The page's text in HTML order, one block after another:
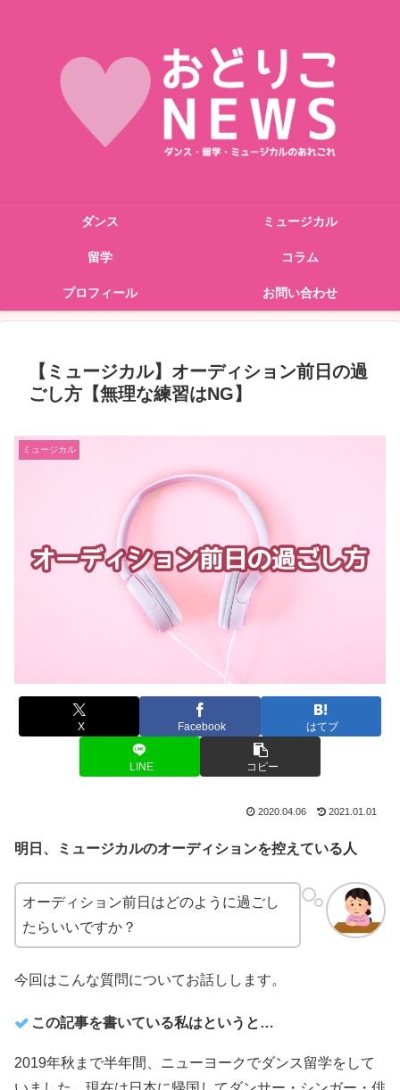
ダンス ミュージカル
留学 コラム
プロフィール お問い合わせ
【ミュージカル】オーディション前日の過
ごし方【無理な練習はNG】
ミュージカル
X Facebook はてブ
LINE コピー
2020.04.06 2021.01.01
明日、ミュージカルのオーディションを控えている人
オーディション前日はどのように過ごし
たらいいですか？
今回はこんな質問についてお話しします。
この記事を書いている私はというと…
2019年秋まで半年間、ニューヨークでダンス留学をして